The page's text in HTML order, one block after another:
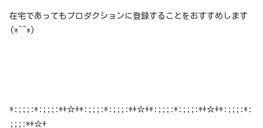
在宅であってもプロダクションに登録することをおすすめします
(*^^*)
*:;;;:*:;;;:*+☆+*:;;;:*:;;;:*+☆+*:;;;:*:;;;:*+☆+*:;;;:*:
;;;:*+☆+